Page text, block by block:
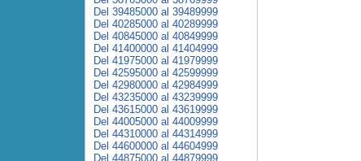
Del 39485000 al 39489999
Del 40285000 al 40289999
Del 40845000 al 40849999
Del 41400000 al 41404999
Del 41975000 al 41979999
Del 42595000 al 42599999
Del 42980000 al 42984999
Del 43235000 al 43239999
Del 43615000 al 43619999
Del 44005000 al 44009999
Del 44310000 al 44314999
Del 44600000 al 44604999
Del 44875000 al 44879999